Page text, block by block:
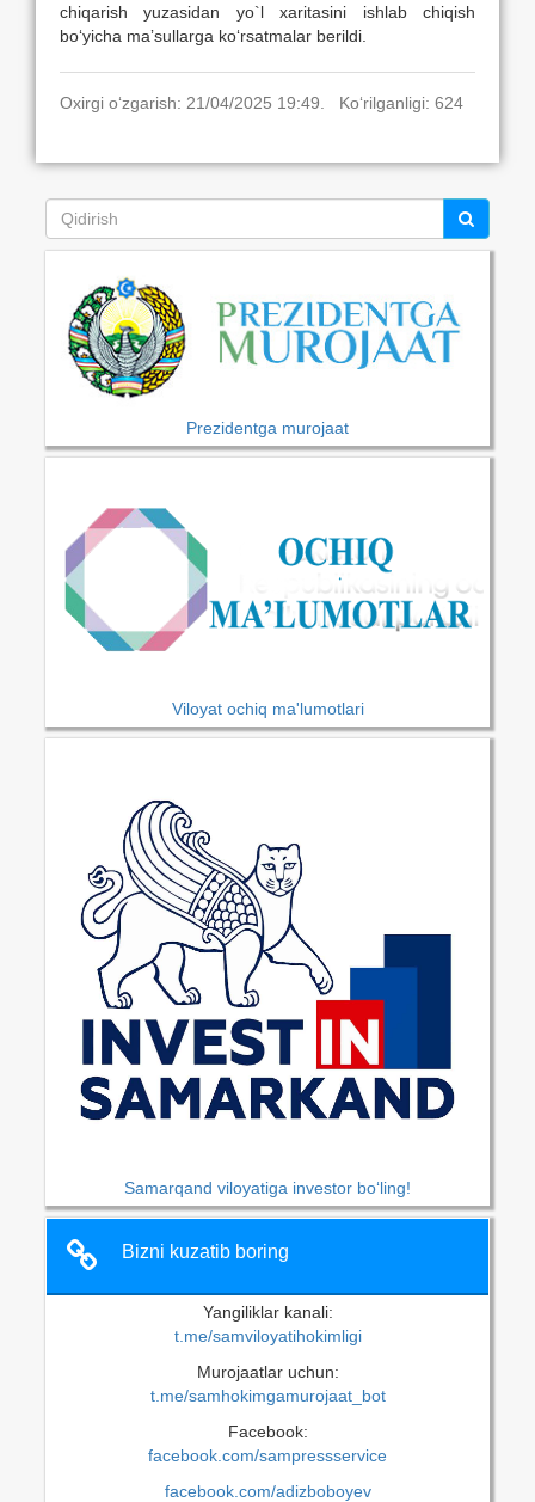
chiqarish yuzasidan yo`l xaritasini ishlab chiqish
bo‘yicha maʼsullarga ko‘rsatmalar berildi.
Oxirgi o‘zgarish: 21/04/2025 19:49. Ko‘rilganligi: 624
Prezidentga murojaat
Viloyat ochiq ma'lumotlari
Samarqand viloyatiga investor bo‘ling!
Bizni kuzatib boring
Yangiliklar kanali:
t.me/samviloyatihokimligi
Murojaatlar uchun:
t.me/samhokimgamurojaat_bot
Facebook:
facebook.com/sampressservice
facebook.com/adizboboyev